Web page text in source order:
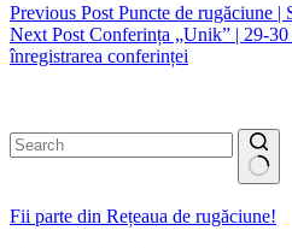
Previous Post Puncte de rugăciune
Next Post Conferința „Unik” | 29-
înregistrarea conferinței
results
Fii parte din Rețeaua de rugăciune!